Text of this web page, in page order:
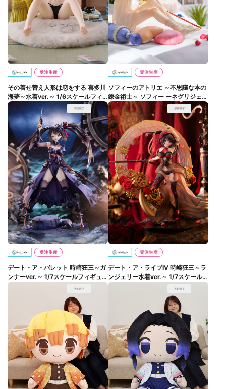
その着せ替え人形は恋をする 喜多川
海夢～水着ver.～ 1/6スケールフィ
ギュア【完全受注生産】
ソフィーのアトリエ ～不思議な本の
錬金術士～ ソフィー ーネグリジェ
ver.ー 1/6スケールフィギュア【完
全受注生産】
デート・ア・バレット 時崎狂三～ガ
ンナーver.～ 1/7スケールフィギュア
【完全受注生産】
デート・ア・ライブIV 時崎狂三～ラ
ンジェリー水着ver.～ 1/7スケールフ
ィギュア【完全受注生産】